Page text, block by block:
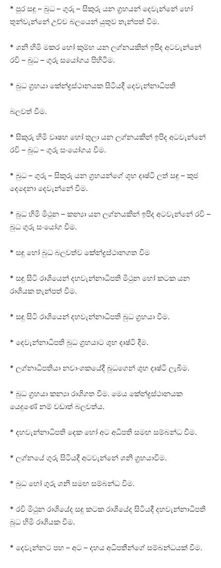
* පුර සඳු – බුධ – ගුරු – සිකුරු යන ග්‍රහයන් දෙවැන්නේ හෝ
තුන්වැන්නේ උච්ච බලයෙන් යුතුව තැන්පත් වීම.
* ශනි හිමි මකර හෝ කුම්භ යන ලග්නයකින් ඉපිද අටවැන්නේ
රවි – බුධ – ගුරු සයෝගය පිහිටීම.
* බුධ ග්‍රහයා කේන්ද්‍රස්‌ථානයක සිටියදී දෙවැන්නාධිපති
බලවත් වීම.
* සිකුරු හිමි වෘෂභ හෝ තුලා යන ලග්නයකින් ඉපිද අටවැන්නේ
රවි – බුධ – ගුරු සංයෝගය වීම.
* බුධ – ගුරු – සිකුරු යන ග්‍රහයන්ගේ ශූභ දෘෂ්ටි ලත් සඳු – කුජ
දෙදෙනා දෙවැන්නේ වීම.
* බුධ හිමි මිථුන – කන්‍යා යන ලග්නයකින් ඉපිද අටවැන්නේ රවි –
බුධ ගුරු සංයෝග වීම.
* සඳු හෝ බුධ බලවත්ව කේන්ද්‍රස්‌ථානගත වීම
* සඳු සිටි රාශියෙන් දහවැන්නාධිපති මිථුන හෝ කටක යන
රාශියක තැන්පත් වීම.
* සඳු සිටි රාශියෙන් දහවැන්නාධිපති බුධ ග්‍රහයා වීම.
* දෙවැන්නාධිපති බුධ ග්‍රහයාට ශුභ දෘෂ්ටි දීම.
* ලග්නාධිපතියා නවාංශකයේදී බුධගෙන් ශුභ දෘෂ්ටි ලැබීම.
* බුධ ග්‍රහයා කන්‍යා රාශිගත වීම. මෙය කේන්ද්‍රස්‌ථානයක
යෙදුණේ නම් වඩාත් බලවත්ය.
* දහවැන්නාධිපති දෙක හෝ අට අධිපති සමඟ සම්බන්ධ වීම.
* ලග්නයේ ගුරු සිටියදී අටවැන්නේ ශනි ග්‍රහයාවීම.
* බුධ හෝ ගුරු ශනි සමඟ සම්බන්ධ වීම.
* රවි මිථුන රාශියේද සඳු කටක රාශියේද සිටියදී දහවැන්නාධිපති
බුධ හිමි රාශියක වීම.
* දෙවැන්නට පහ – අට – දහය අධිපතීන්ගේ සම්බන්ධයක්‌ වීම.